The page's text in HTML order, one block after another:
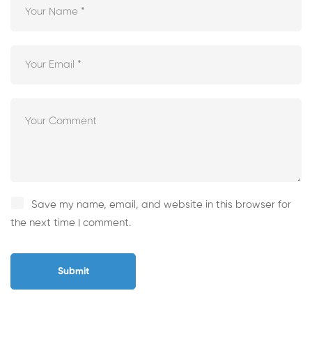
Save my name, email, and website in this browser for
the next time I comment.